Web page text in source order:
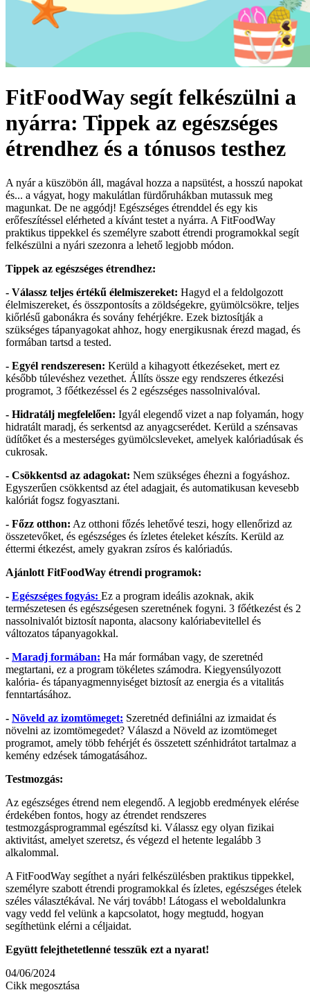
FitFoodWay segít felkészülni a
nyárra: Tippek az egészséges
étrendhez és a tónusos testhez
A nyár a küszöbön áll, magával hozza a napsütést, a hosszú napokat
és... a vágyat, hogy makulátlan fürdőruhákban mutassuk meg
magunkat. De ne aggódj! Egészséges étrenddel és egy kis
erőfeszítéssel elérheted a kívánt testet a nyárra. A FitFoodWay
praktikus tippekkel és személyre szabott étrendi programokkal segít
felkészülni a nyári szezonra a lehető legjobb módon.
Tippek az egészséges étrendhez:
- Válassz teljes értékű élelmiszereket: Hagyd el a feldolgozott
élelmiszereket, és összpontosíts a zöldségekre, gyümölcsökre, teljes
kiőrlésű gabonákra és sovány fehérjékre. Ezek biztosítják a
szükséges tápanyagokat ahhoz, hogy energikusnak érezd magad, és
formában tartsd a tested.
- Egyél rendszeresen: Kerüld a kihagyott étkezéseket, mert ez
később túlevéshez vezethet. Állíts össze egy rendszeres étkezési
programot, 3 főétkezéssel és 2 egészséges nassolnivalóval.
- Hidratálj megfelelően: Igyál elegendő vizet a nap folyamán, hogy
hidratált maradj, és serkentsd az anyagcserédet. Kerüld a szénsavas
üdítőket és a mesterséges gyümölcsleveket, amelyek kalóriadúsak és
cukrosak.
- Csökkentsd az adagokat: Nem szükséges éhezni a fogyáshoz.
Egyszerűen csökkentsd az étel adagjait, és automatikusan kevesebb
kalóriát fogsz fogyasztani.
- Főzz otthon: Az otthoni főzés lehetővé teszi, hogy ellenőrizd az
összetevőket, és egészséges és ízletes ételeket készíts. Kerüld az
éttermi étkezést, amely gyakran zsíros és kalóriadús.
Ajánlott FitFoodWay étrendi programok:
- Egészséges fogyás: Ez a program ideális azoknak, akik
természetesen és egészségesen szeretnének fogyni. 3 főétkezést és 2
nassolnivalót biztosít naponta, alacsony kalóriabevitellel és
változatos tápanyagokkal.
- Maradj formában: Ha már formában vagy, de szeretnéd
megtartani, ez a program tökéletes számodra. Kiegyensúlyozott
kalória- és tápanyagmennyiséget biztosít az energia és a vitalitás
fenntartásához.
- Növeld az izomtömeget: Szeretnéd definiálni az izmaidat és
növelni az izomtömegedet? Válaszd a Növeld az izomtömeget
programot, amely több fehérjét és összetett szénhidrátot tartalmaz a
kemény edzések támogatásához.
Testmozgás:
Az egészséges étrend nem elegendő. A legjobb eredmények elérése
érdekében fontos, hogy az étrendet rendszeres
testmozgásprogrammal egészítsd ki. Válassz egy olyan fizikai
aktivitást, amelyet szeretsz, és végezd el hetente legalább 3
alkalommal.
A FitFoodWay segíthet a nyári felkészülésben praktikus tippekkel,
személyre szabott étrendi programokkal és ízletes, egészséges ételek
széles választékával. Ne várj tovább! Látogass el weboldalunkra
vagy vedd fel velünk a kapcsolatot, hogy megtudd, hogyan
segíthetünk elérni a céljaidat.
Együtt felejthetetlenné tesszük ezt a nyarat!
04/06/2024
Cikk megosztása